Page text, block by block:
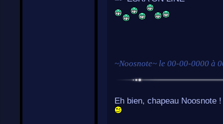
~Noosnote~ le 00-00-0000 à
Eh bien, chapeau Noosnote